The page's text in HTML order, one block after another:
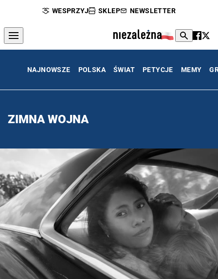
WESPRZYJ SKLEP NEWSLETTER
NAJNOWSZE POLSKA ŚWIAT PETYCJE MEMY
ZIMNA WOJNA